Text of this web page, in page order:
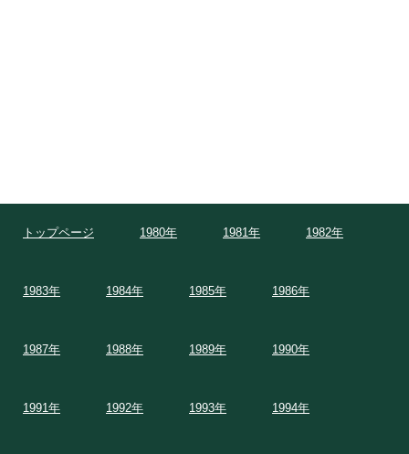
トップページ 1980年 1981年 1982年
1983年 1984年 1985年 1986年
1987年 1988年 1989年 1990年
1991年 1992年 1993年 1994年